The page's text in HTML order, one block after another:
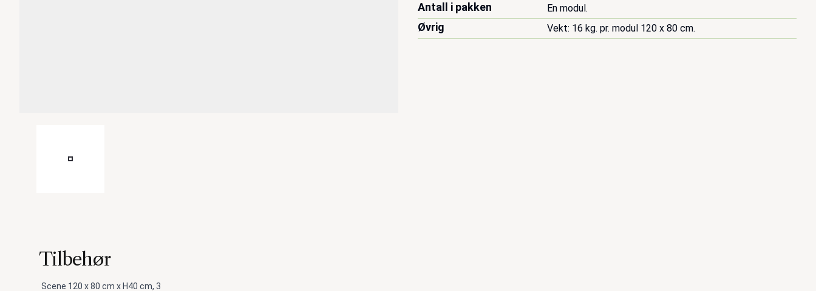
Antall i pakken En modul.
Øvrig Vekt: 16 kg. pr. modul 120 x 80 cm.
Tilbehør
Scene 120 x 80 cm x H40 cm, 3